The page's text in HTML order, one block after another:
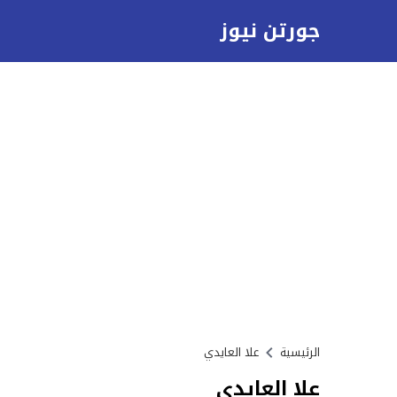
جورتن نيوز
الرئيسية علا العايدي
علا العايدي